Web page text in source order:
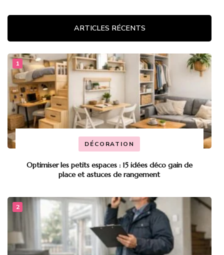
ARTICLES RÉCENTS
DÉCORATION
Optimiser les petits espaces : 15 idées déco gain de
place et astuces de rangement